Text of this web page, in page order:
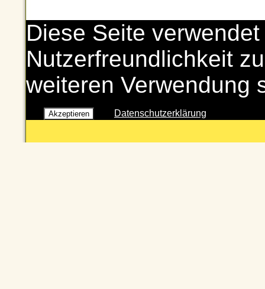
Diese Seite
Nutzerfreundlichkeit
weiteren Verwendung
Akzeptieren Datenschutzerklärung